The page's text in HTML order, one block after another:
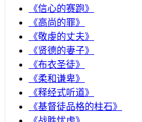
《信心的赛跑》
《高尚的罪》
《敬虔的丈夫》
《贤德的妻子》
《布衣圣徒》
《柔和谦卑》
《释经式听道》
《基督徒品格的柱石》